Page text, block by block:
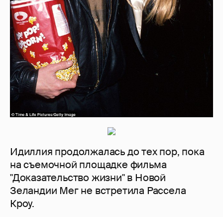
Идиллия продолжалась до тех пор, пока
на съемочной площадке фильма
"Доказательство жизни" в Новой
Зеландии Мег не встретила Рассела
Кроу.